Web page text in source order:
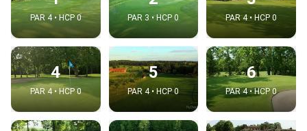
PAR 4 • HCP 0 PAR 3 • HCP 0 PAR 4 • HCP 0
4
PAR 4 • HCP 0
5
PAR 4 • HCP 0
6
PAR 4 • HCP 0